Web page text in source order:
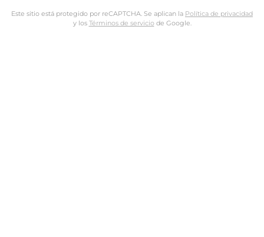
Este sitio está protegido por reCAPTCHA. Se aplican la Política de privacidad
y los Términos de serviciode Google.